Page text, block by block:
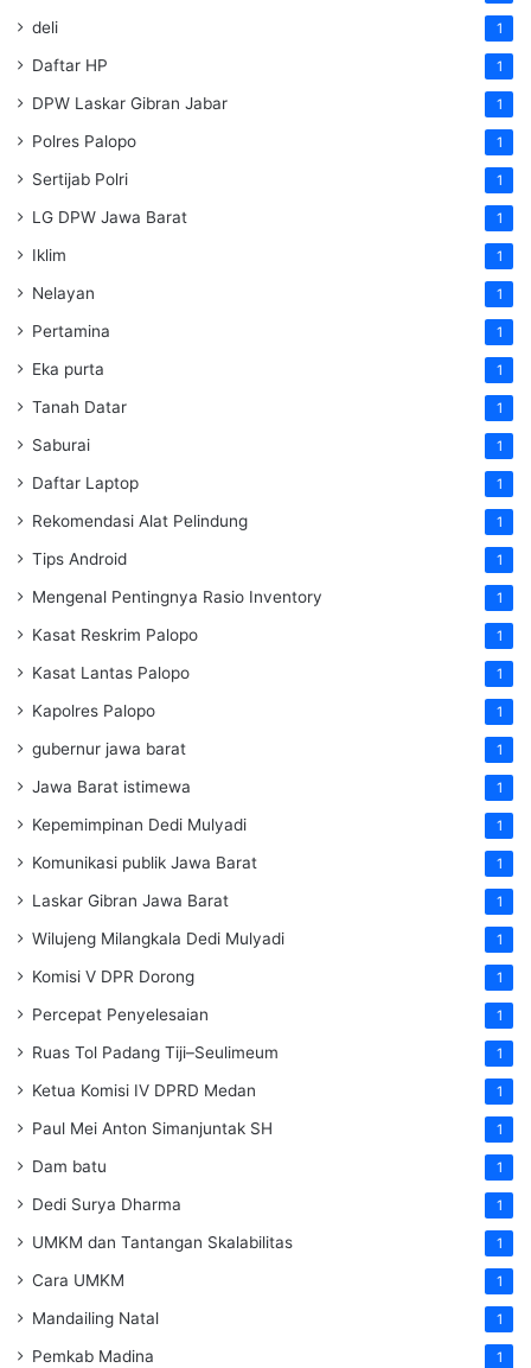
deli 1
Daftar HP 1
DPW Laskar Gibran Jabar 1
Polres Palopo 1
Sertijab Polri 1
LG DPW Jawa Barat 1
Iklim 1
Nelayan 1
Pertamina 1
Eka purta 1
Tanah Datar 1
Saburai 1
Daftar Laptop 1
Rekomendasi Alat Pelindung 1
Tips Android 1
Mengenal Pentingnya Rasio Inventory 1
Kasat Reskrim Palopo 1
Kasat Lantas Palopo 1
Kapolres Palopo 1
gubernur jawa barat 1
Jawa Barat istimewa 1
Kepemimpinan Dedi Mulyadi 1
Komunikasi publik Jawa Barat 1
Laskar Gibran Jawa Barat 1
Wilujeng Milangkala Dedi Mulyadi 1
Komisi V DPR Dorong 1
Percepat Penyelesaian 1
Ruas Tol Padang Tiji–Seulimeum 1
Ketua Komisi IV DPRD Medan 1
Paul Mei Anton Simanjuntak SH 1
Dam batu 1
Dedi Surya Dharma 1
UMKM dan Tantangan Skalabilitas 1
Cara UMKM 1
Mandailing Natal 1
Pemkab Madina 1